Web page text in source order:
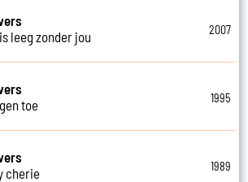
leeg zonder jou
2007
toe
1995
cherie
1989